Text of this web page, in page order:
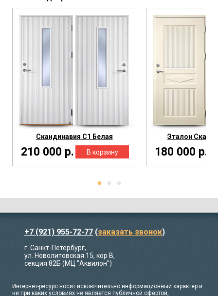
Скандинавия С1 Белая
210 000 р.
Эталон
180 000 р.
+7 (921) 955-72-77 (заказать звонок)
г. Санкт-Петербург,
ул. Новолитовская 15, кор В,
секция 82Б (МЦ "Аквилон")
Интернет-ресурс носит исключительно информационный характер и
ни при каких условиях не является публичной офертой,